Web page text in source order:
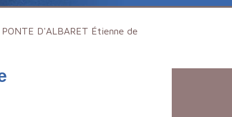
PONTE D'ALBARET Étienne de